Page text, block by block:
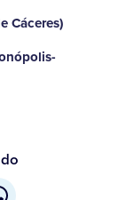
Cáceres)